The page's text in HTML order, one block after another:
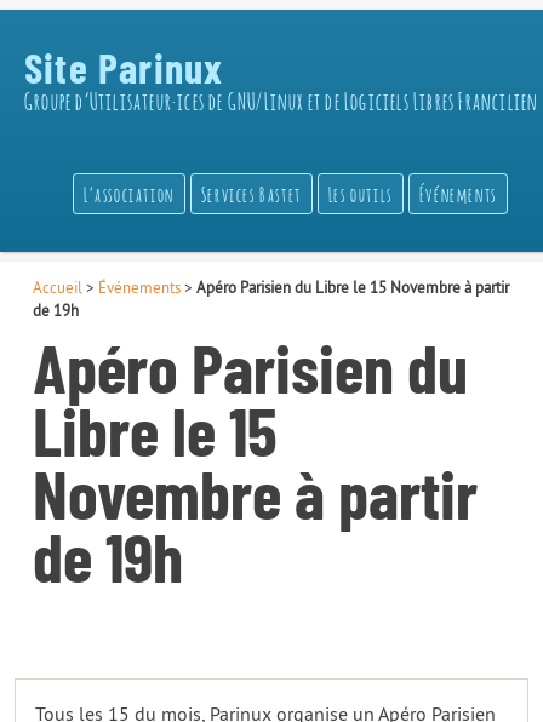
Site Parinux
Groupe d’Utilisateur·ices de GNU/Linux et de Logiciels Libres Francilien
L’association Services Bastet Les outils Événements
Accueil > Événements> Apéro Parisien du Libre le 15 Novembre à partir
de 19h
Apéro Parisien du
Libre le 15
Novembre à partir
de 19h
Tous les 15 du mois, Parinux organise un Apéro Parisien